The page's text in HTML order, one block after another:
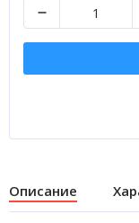
Описание